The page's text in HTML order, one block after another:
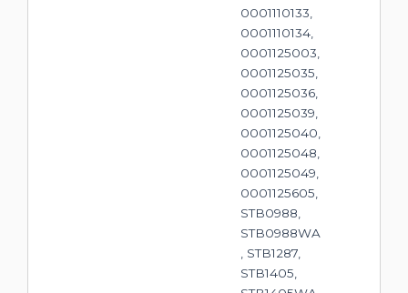
0001110133,
0001110134,
0001125003,
0001125035,
0001125036,
0001125039,
0001125040,
0001125048,
0001125049,
0001125605,
STB0988,
STB0988WA
, STB1287,
STB1405,